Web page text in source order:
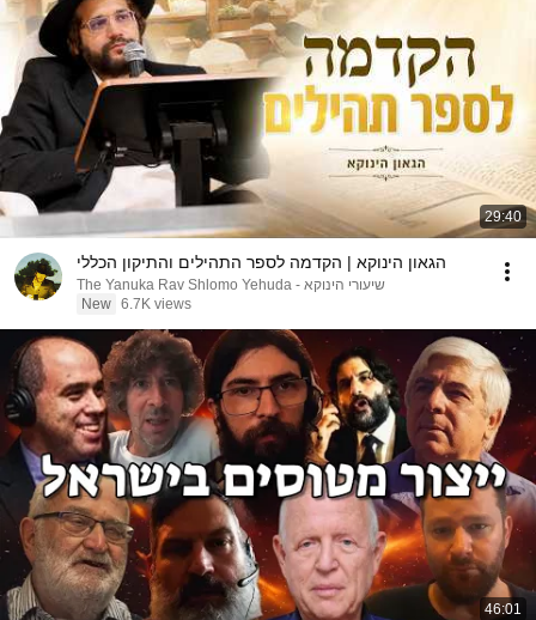
29:40
הגאון הינוקא | הקדמה לספר התהילים והתיקון הכללי
שיעורי הינוקא - The Yanuka Rav Shlomo Yehuda
New 6.7K views
46:01